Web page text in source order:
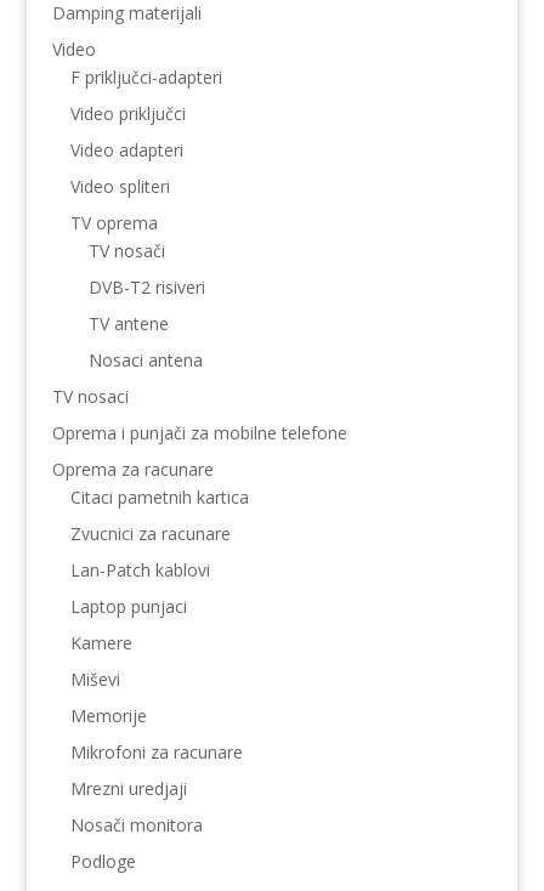
Damping materijali
Video
F priključci-adapteri
Video priključci
Video adapteri
Video spliteri
TV oprema
TV nosači
DVB-T2 risiveri
TV antene
Nosaci antena
TV nosaci
Oprema i punjači za mobilne telefone
Oprema za racunare
Citaci pametnih kartica
Zvucnici za racunare
Lan-Patch kablovi
Laptop punjaci
Kamere
Miševi
Memorije
Mikrofoni za racunare
Mrezni uredjaji
Nosači monitora
Podloge